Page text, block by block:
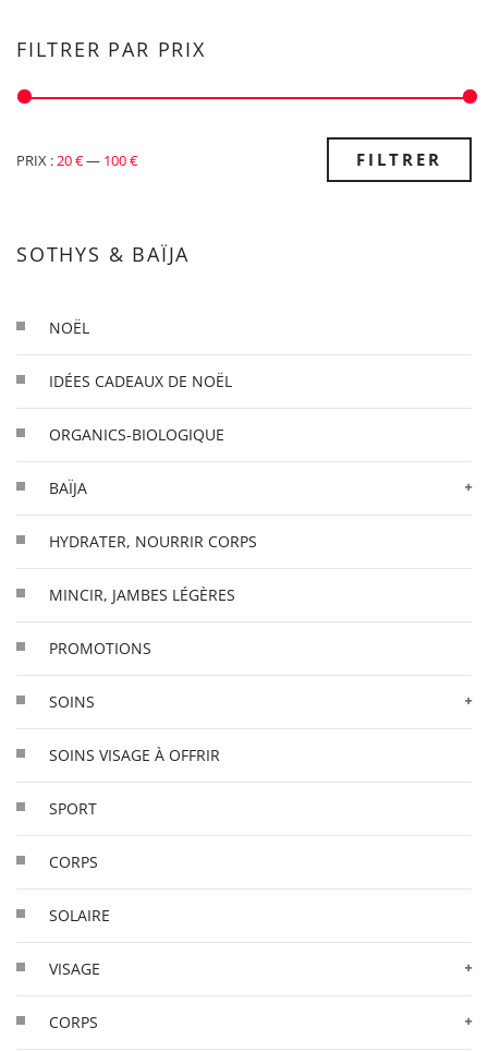
FILTRER PAR PRIX
PRIX
PRIX
FILTRER
PRIX : 20 €— 100 €
SOTHYS & BAÏJA
NOËL
IDÉES CADEAUX DE NOËL
ORGANICS-BIOLOGIQUE
BAÏJA
HYDRATER, NOURRIR CORPS
MINCIR, JAMBES LÉGÈRES
PROMOTIONS
SOINS
SOINS VISAGE À OFFRIR
SPORT
CORPS
SOLAIRE
VISAGE
CORPS